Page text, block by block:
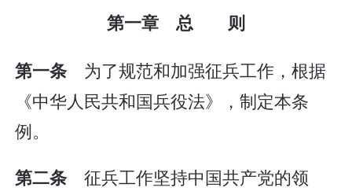
第一章 总 则
第一条 为了规范和加强征兵工作，根据
《中华人民共和国兵役法》，制定本条
例。
第二条 征兵工作坚持中国共产党的领